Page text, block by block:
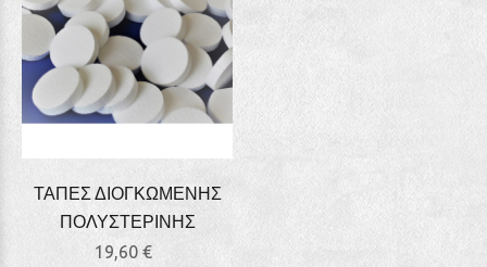
ΤΑΠΕΣ ΔΙΟΓΚΩΜΕΝΗΣ
ΠΟΛΥΣΤΕΡΙΝΗΣ
19,60 €